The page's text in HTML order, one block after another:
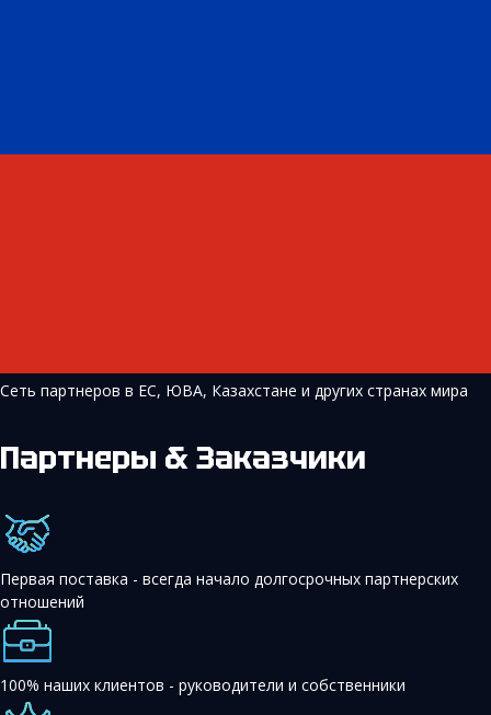
Сеть партнеров в ЕС, ЮВА, Казахстане и других странах мира
Партнеры & Заказчики
Первая поставка - всегда начало долгосрочных партнерских
отношений
100% наших клиентов - руководители и собственники